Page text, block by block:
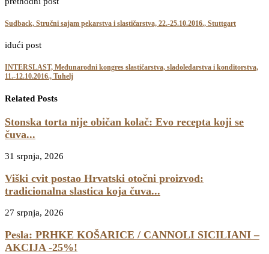
Sudback, Stručni sajam pekarstva i slastičarstva, 22.-25.10.2016., Stuttgart
idući post
INTERSLAST, Međunarodni kongres slastičarstva, sladoledarstva i konditorstva,
11.-12.10.2016., Tuhelj
Related Posts
Stonska torta nije običan kolač: Evo recepta koji se
čuva...
31 srpnja, 2026
Viški cvit postao Hrvatski otočni proizvod:
tradicionalna slastica koja čuva...
27 srpnja, 2026
Pesla: PRHKE KOŠARICE / CANNOLI SICILIANI –
AKCIJA -25%!